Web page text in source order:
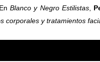
Blanco y Negro Estilistas,
corporales y tratamientos